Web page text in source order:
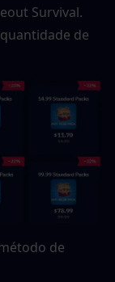
Survival.
de
de